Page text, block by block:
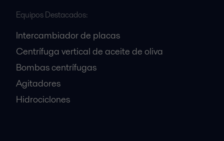
Equipos Destacados:
Intercambiador de placas
Centrífuga vertical de aceite de oliva
Bombas centrífugas
Agitadores
Hidrociclones